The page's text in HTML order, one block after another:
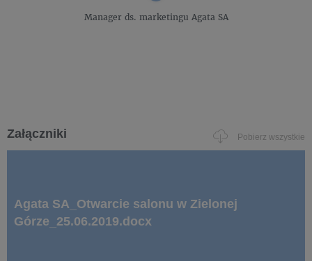
Manager ds. marketingu Agata SA
Załączniki Pobierz wszystkie
Agata SA_Otwarcie salonu w Zielonej
Górze_25.06.2019.docx